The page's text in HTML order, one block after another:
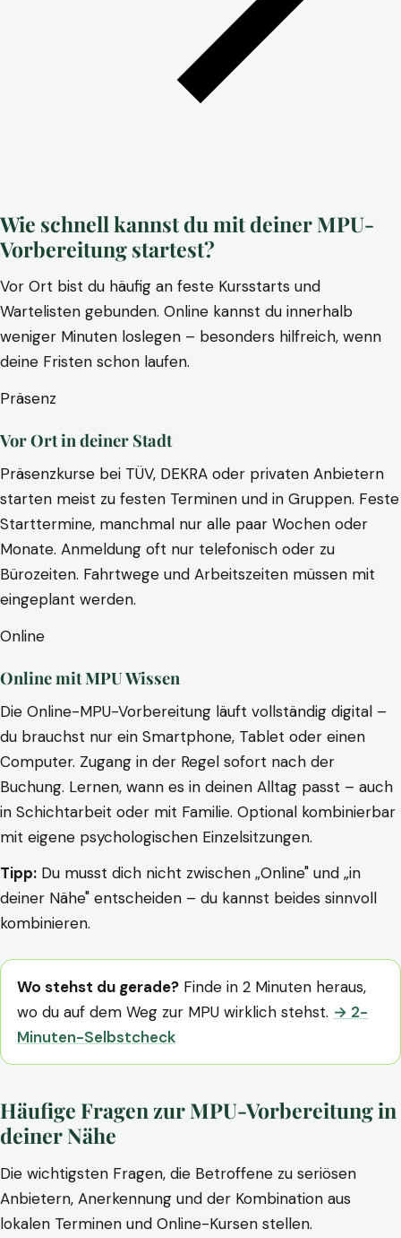
Wie schnell kannst du mit deiner MPU-
Vorbereitung startest?
Vor Ort bist du häufig an feste Kursstarts und
Wartelisten gebunden. Online kannst du innerhalb
weniger Minuten loslegen – besonders hilfreich, wenn
deine Fristen schon laufen.
Präsenz
Vor Ort in deiner Stadt
Präsenzkurse bei TÜV, DEKRA oder privaten Anbietern
starten meist zu festen Terminen und in Gruppen. Feste
Starttermine, manchmal nur alle paar Wochen oder
Monate. Anmeldung oft nur telefonisch oder zu
Bürozeiten. Fahrtwege und Arbeitszeiten müssen mit
eingeplant werden.
Online
Online mit MPU Wissen
Die Online-MPU-Vorbereitung läuft vollständig digital –
du brauchst nur ein Smartphone, Tablet oder einen
Computer. Zugang in der Regel sofort nach der
Buchung. Lernen, wann es in deinen Alltag passt – auch
in Schichtarbeit oder mit Familie. Optional kombinierbar
mit eigene psychologischen Einzelsitzungen.
Tipp: Du musst dich nicht zwischen „Online" und „in
deiner Nähe" entscheiden – du kannst beides sinnvoll
kombinieren.
Wo stehst du gerade? Finde in 2 Minuten heraus,
wo du auf dem Weg zur MPU wirklich stehst. → 2-
Minuten-Selbstcheck
Häufige Fragen zur MPU-Vorbereitung in
deiner Nähe
Die wichtigsten Fragen, die Betroffene zu seriösen
Anbietern, Anerkennung und der Kombination aus
lokalen Terminen und Online-Kursen stellen.